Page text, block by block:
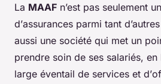
La MAAF n’est pas seulement
d’assurances parmi tant
aussi une société qui met un
prendre soin de ses salariés, en
large éventail de services et d’